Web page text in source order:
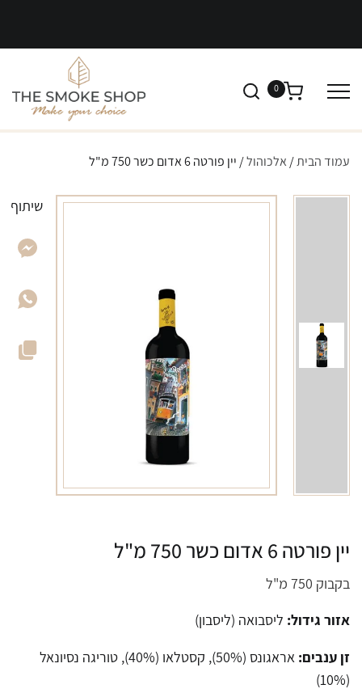
0
עמוד הבית/ אלכוהול/ יין פורטה 6 אדום כשר 750 מ"ל
יין פורטה 6 אדום כשר 750 מ"ל
בקבוק 750 מ"ל
אזור גידול: ליסבואה (ליסבון)
זן ענבים:
אראגונס (50%), קסטלאו (40%), טוריגה נסיונאל
(10%)
שיתוף